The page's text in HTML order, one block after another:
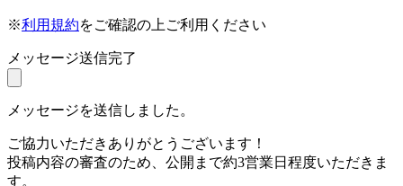
※利用規約をご確認の上ご利用ください
メッセージ送信完了
メッセージを送信しました。
ご協力いただきありがとうございます！
投稿内容の審査のため、公開まで約3営業日程度いただきま
す。